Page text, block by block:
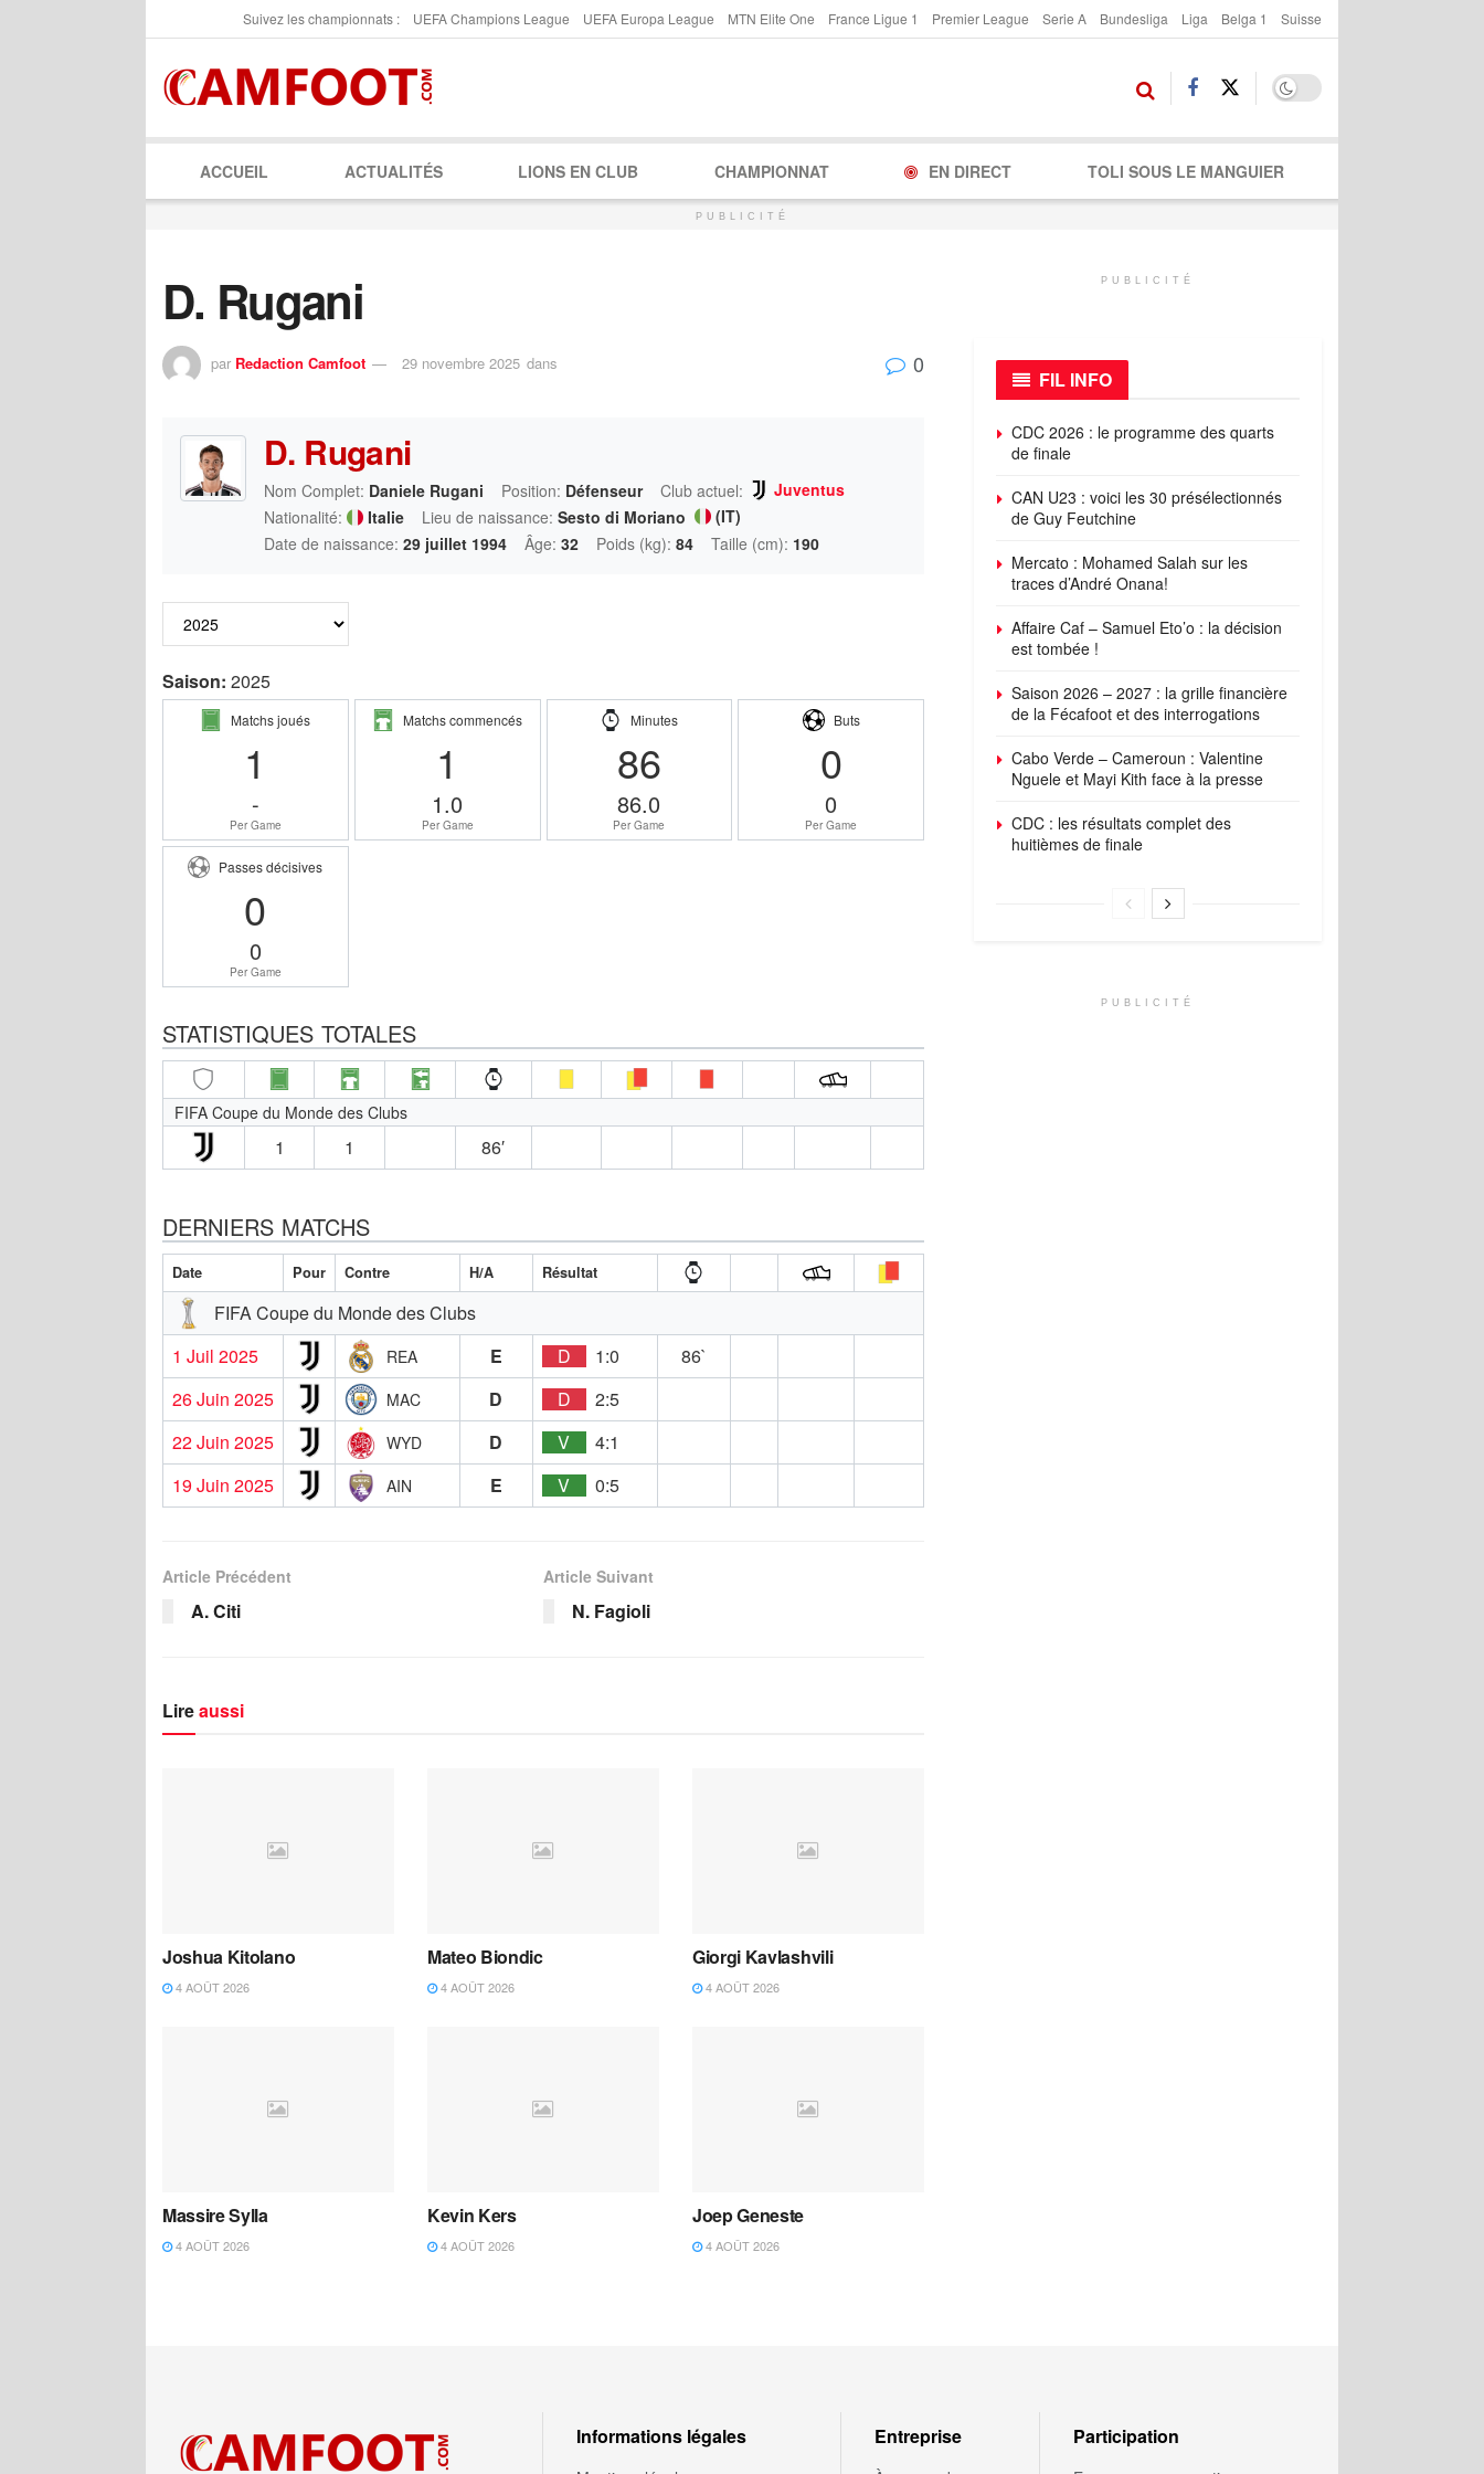
Suivez les championnats : UEFA Champions League UEFA Europa League MTN Elite One France Ligue 1 Premier League Serie A Bundesliga Liga Belga 1 Suisse
ACCUEIL ACTUALITÉS LIONS EN CLUB CHAMPIONNAT EN DIRECT TOLI SOUS LE MANGUIER
PUBLICITÉ
D. Rugani
par Redaction Camfoot 29 novembre 2025 dans 0
D. Rugani
Nom Complet: Daniele Rugani Position: Défenseur Club actuel:
Juventus
Nationalité:
Italie Lieu de naissance: Sesto di Moriano
(IT)
Date de naissance: 29 juillet 1994 Âge: 32 Poids (kg): 84 Taille (cm): 190
Saison: 2025
Matchs joués
1
-
Per Game
Matchs commencés
1
1.0
Per Game
Minutes
86
86.0
Per Game
Buts
0
0
Per Game
Passes décisives
0
0
Per Game
STATISTIQUES TOTALES
FIFA Coupe du Monde des Clubs
1 1 86′
DERNIERS MATCHS
Date Pour Contre H/A Résultat
FIFA Coupe du Monde des Clubs
1 Juil 2025
REA E D 1:0
86`
26 Juin 2025
MAC D D
2:5
22 Juin 2025
WYD D V
4:1
19 Juin 2025
AIN E V 0:5
Article Précédent
A. Citi
Article Suivant
N. Fagioli
Lireaussi
Joshua Kitolano
4 AOÛT 2026
Mateo Biondic
4 AOÛT 2026
Giorgi Kavlashvili
4 AOÛT 2026
Massire Sylla
4 AOÛT 2026
Kevin Kers
4 AOÛT 2026
Joep Geneste
4 AOÛT 2026
PUBLICITÉ
FIL INFO
CDC 2026 : le programme des quarts
de finale
CAN U23 : voici les 30 présélectionnés
de Guy Feutchine
Mercato : Mohamed Salah sur les
traces d’André Onana!
Affaire Caf – Samuel Eto’o : la décision
est tombée !
Saison 2026 – 2027 : la grille financière
de la Fécafoot et des interrogations
Cabo Verde – Cameroun : Valentine
Nguele et Mayi Kith face à la presse
CDC : les résultats complet des
huitièmes de finale
PUBLICITÉ
Informations légales Entreprise Participation